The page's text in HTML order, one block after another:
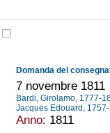
7 novembre 1811
Bardi, Girolamo, 1777-
Jacques Edouard,
Anno: 1811